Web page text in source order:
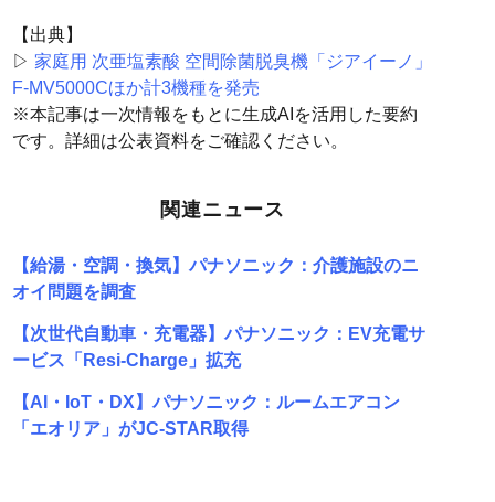
【出典】
▷ 家庭用 次亜塩素酸 空間除菌脱臭機「ジアイーノ」
F-MV5000Cほか計3機種を発売
※本記事は一次情報をもとに生成AIを活用した要約
です。詳細は公表資料をご確認ください。
関連ニュース
【給湯・空調・換気】パナソニック：介護施設のニ
オイ問題を調査
【次世代自動車・充電器】パナソニック：EV充電サ
ービス「Resi-Charge」拡充
【AI・IoT・DX】パナソニック：ルームエアコン
「エオリア」がJC-STAR取得